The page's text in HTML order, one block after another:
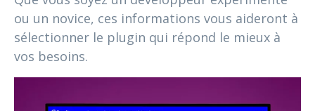
ou un novice, ces informations vous aideront à
sélectionner le plugin qui répond le mieux à
vos besoins.